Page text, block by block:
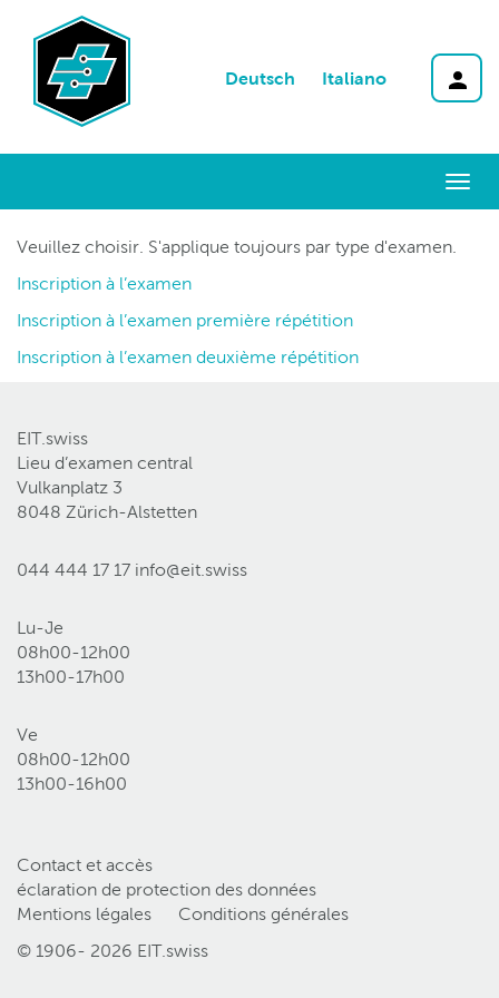
Deutsch Italiano
Veuillez choisir. S'applique toujours par type d'examen.
Inscription à l’examen
Inscription à l’examen première répétition
Inscription à l’examen deuxième répétition
EIT.swiss
Lieu d’examen central
Vulkanplatz 3
8048 Zürich-Alstetten
044 444 17 17 info@eit.swiss
Lu-Je
08h00-12h00
13h00-17h00
Ve
08h00-12h00
13h00-16h00
Contact et accès
éclaration de protection des données
Mentions légales
Conditions générales
© 1906- 2026 EIT.swiss